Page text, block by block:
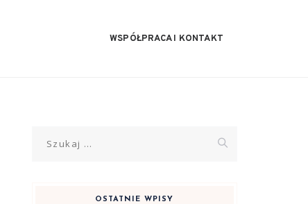
WSPÓŁPRACA I KONTAKT
OSTATNIE WPISY